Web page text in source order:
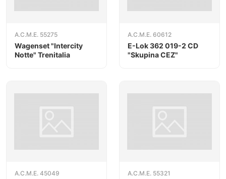
A.C.M.E. 55275
Wagenset "Intercity
Notte" Trenitalia
A.C.M.E. 60612
E-Lok 362 019-2 CD
"Skupina CEZ"
A.C.M.E. 45049 A.C.M.E. 55321